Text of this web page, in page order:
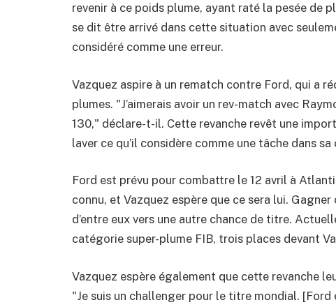
revenir à ce poids plume, ayant raté la pesée de
se dit être arrivé dans cette situation avec
considéré comme une erreur.
Vazquez aspire à un rematch contre Ford, qui a
plumes. "J’aimerais avoir un rev-match avec
130," déclare-t-il. Cette revanche revêt une
laver ce qu’il considère comme une tâche dans sa
Ford est prévu pour combattre le 12 avril à
connu, et Vazquez espère que ce sera lui.
d’entre eux vers une autre chance de titre.
catégorie super-plume FIB, trois places devant
Vazquez espère également que cette revanche
"Je suis un challenger pour le titre mondial.